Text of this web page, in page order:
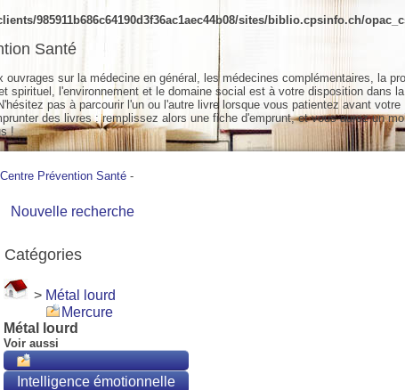
985911b686c64190d3f36ac1aec44b08/sites/biblio.cpsinfo.ch/
Centre Prévention Santé -
Nouvelle recherche
Catégories
> Métal lourd
Mercure
Métal lourd
Voir aussi
Intelligence émotionnelle
Santé
ouvrages sur la médecine en général, les médecines complémentaires, la
spirituel, l'environnement et le domaine social est à votre disposition dans
pas à parcourir l'un ou l'autre livre lorsque vous patientez avant votre
des livres : remplissez alors une fiche d'emprunt, et vous aurez un
!